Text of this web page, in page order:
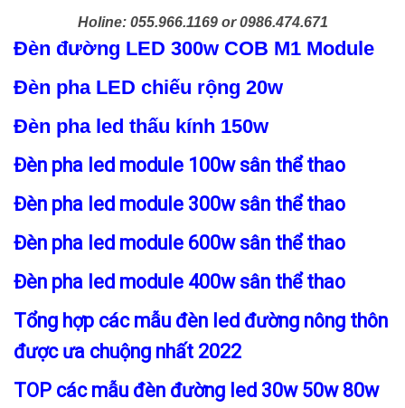
Holine: 055.966.1169 or 0986.474.671
Đèn đường LED 300w COB M1 Module
Đèn pha LED chiếu rộng 20w
Đèn pha led thấu kính 150w
Đèn pha led module 100w sân thể thao
Đèn pha led module 300w sân thể thao
Đèn pha led module 600w sân thể thao
Đèn pha led module 400w sân thể thao
Tổng hợp các mẫu đèn led đường nông thôn
được ưa chuộng nhất 2022
TOP các mẫu đèn đường led 30w 50w 80w